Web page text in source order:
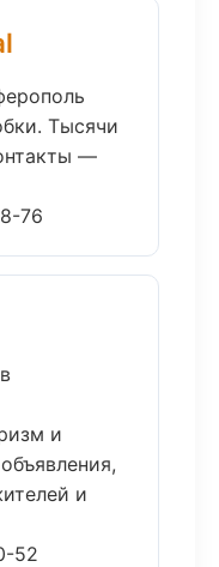
Тысячи
—
76
и
и
52